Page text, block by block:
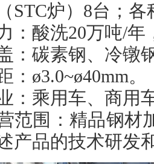
STC炉）8台；
：酸洗20万吨/年
：碳素钢、冷镦
：ø3.0~ø40mm。
：乘用车、商用
范围：精品钢材
产品的技术研发